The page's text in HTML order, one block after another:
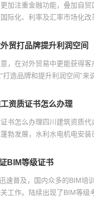
加注重金融功能，叠加自
际化、利率及汇率市场化改
贸打品牌提升利润空间
，在对外贸易中更能获得
打造品牌和提升利润空间”来
资质证书怎么办理
书怎么办理四川建筑资质代
勃发展，水利水电机电安装
BIM等级证书
速普及，国内众多的BIM培
工作。陆续出现了BIM等级